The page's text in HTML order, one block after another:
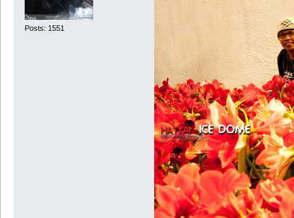
Posts: 1551